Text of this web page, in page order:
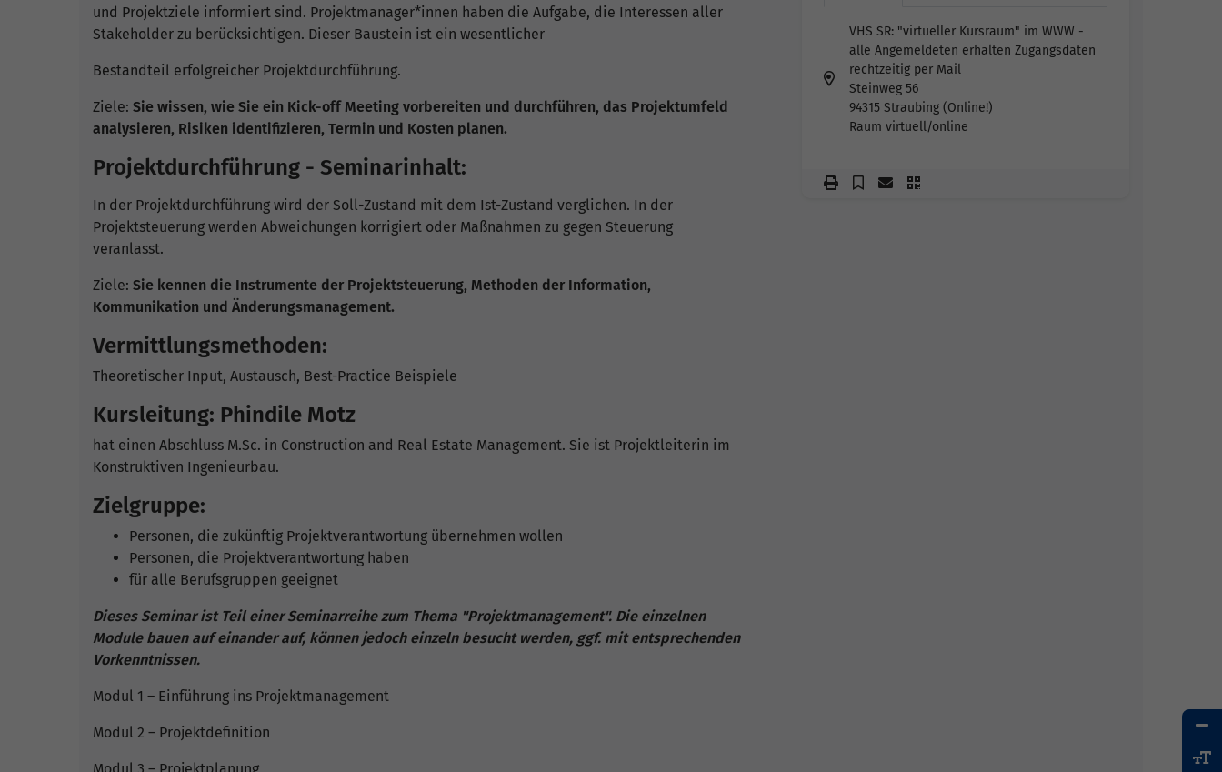
und Projektziele informiert sind. Projektmanager*innen haben die Aufgabe, die Interessen aller
Stakeholder zu berücksichtigen. Dieser Baustein ist ein wesentlicher
Bestandteil erfolgreicher Projektdurchführung.
Ziele: Sie wissen, wie Sie ein Kick-off Meeting vorbereiten und durchführen, das Projektumfeld
analysieren, Risiken identifizieren, Termin und Kosten planen.
Projektdurchführung - Seminarinhalt:
In der Projektdurchführung wird der Soll-Zustand mit dem Ist-Zustand verglichen. In der
Projektsteuerung werden Abweichungen korrigiert oder Maßnahmen zu gegen Steuerung
veranlasst.
Ziele: Sie kennen die Instrumente der Projektsteuerung, Methoden der Information,
Kommunikation und Änderungsmanagement.
Vermittlungsmethoden:
Theoretischer Input, Austausch, Best-Practice Beispiele
Kursleitung: Phindile Motz
hat einen Abschluss M.Sc. in Construction and Real Estate Management. Sie ist Projektleiterin im
Konstruktiven Ingenieurbau.
Zielgruppe:
Personen, die zukünftig Projektverantwortung übernehmen wollen
Personen, die Projektverantwortung haben
für alle Berufsgruppen geeignet
Dieses Seminar ist Teil einer Seminarreihe zum Thema "Projektmanagement". Die einzelnen
Module bauen auf einander auf, können jedoch einzeln besucht werden, ggf. mit entsprechenden
Vorkenntnissen.
Modul 1 – Einführung ins Projektmanagement
Modul 2 – Projektdefinition
VHS SR: "virtueller Kursraum" im WWW -
alle Angemeldeten erhalten Zugangsdaten
rechtzeitig per Mail
Steinweg 56
94315 Straubing (Online!)
Raum virtuell/online